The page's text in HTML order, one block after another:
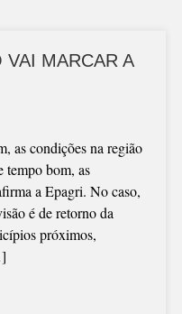
VAI MARCAR A
as condições na região
tempo bom, as
a Epagri. No caso,
é de retorno da
próximos,